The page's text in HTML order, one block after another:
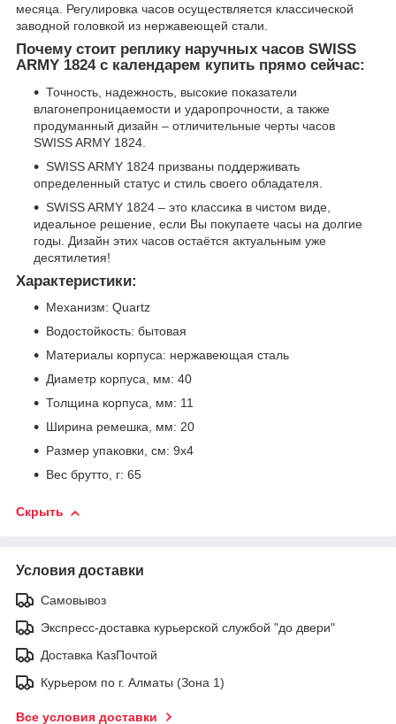
месяца. Регулировка часов осуществляется классической
заводной головкой из нержавеющей стали.
Почему стоит реплику наручных часов SWISS
ARMY 1824 с календарем купить прямо сейчас:
Точность, надежность, высокие показатели
влагонепроницаемости и ударопрочности, а также
продуманный дизайн – отличительные черты часов
SWISS ARMY 1824.
SWISS ARMY 1824 призваны поддерживать
определенный статус и стиль своего обладателя.
SWISS ARMY 1824 – это классика в чистом виде,
идеальное решение, если Вы покупаете часы на долгие
годы. Дизайн этих часов остаётся актуальным уже
десятилетия!
Характеристики:
Механизм: Quartz
Водостойкость: бытовая
Материалы корпуса: нержавеющая сталь
Диаметр корпуса, мм: 40
Толщина корпуса, мм: 11
Ширина ремешка, мм: 20
Размер упаковки, см: 9х4
Вес брутто, г: 65
Скрыть
Условия доставки
Самовывоз
Экспресс-доставка курьерской службой "до двери"
Доставка КазПочтой
Курьером по г. Алматы (Зона 1)
Все условия доставки